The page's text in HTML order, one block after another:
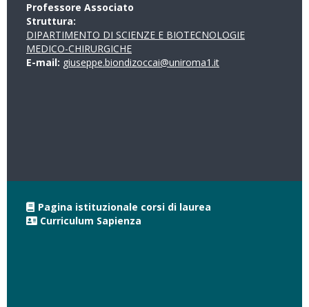
Professore Associato
Struttura:
DIPARTIMENTO DI SCIENZE E BIOTECNOLOGIE
MEDICO-CHIRURGICHE
E-mail: giuseppe.biondizoccai@uniroma1.it
Pagina istituzionale corsi di laurea
Curriculum Sapienza